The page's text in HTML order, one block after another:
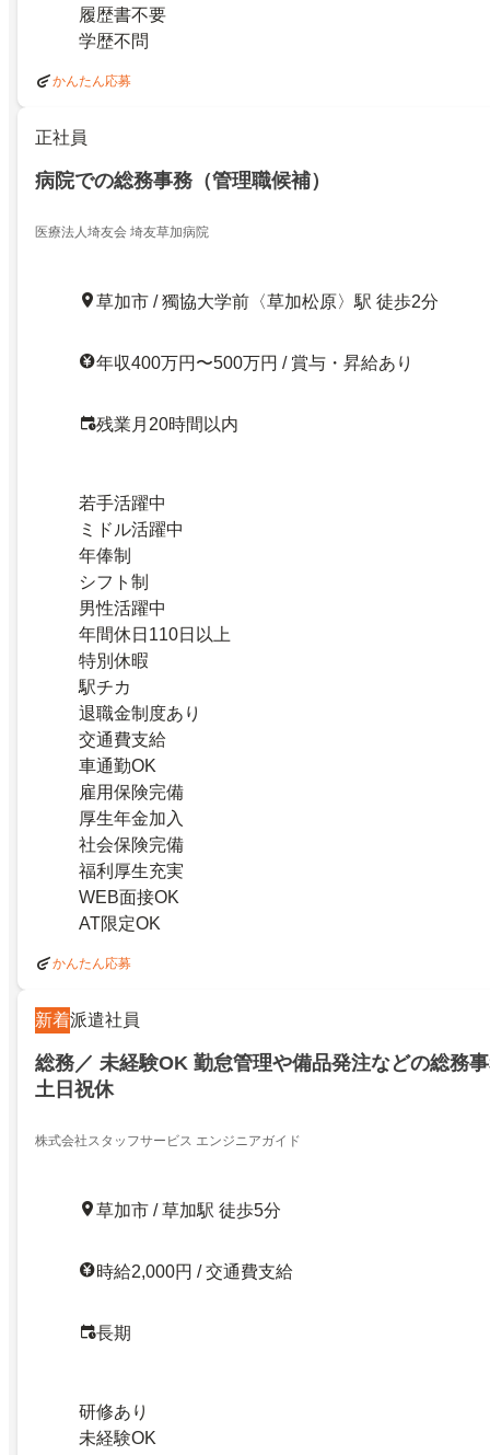
履歴書不要
学歴不問
かんたん応募
正社員
病院での総務事務（管理職候補）
医療法人埼友会 埼友草加病院
草加市 / 獨協大学前〈草加松原〉駅 徒歩2分
年収400万円〜500万円 / 賞与・昇給あり
残業月20時間以内
若手活躍中
ミドル活躍中
年俸制
シフト制
男性活躍中
年間休日110日以上
特別休暇
駅チカ
退職金制度あり
交通費支給
車通勤OK
雇用保険完備
厚生年金加入
社会保険完備
福利厚生充実
WEB面接OK
AT限定OK
かんたん応募
新着派遣社員
総務／ 未経験OK 勤怠管理や備品発注などの総務
土日祝休
株式会社スタッフサービス エンジニアガイド
草加市 / 草加駅 徒歩5分
時給2,000円 / 交通費支給
長期
研修あり
未経験OK